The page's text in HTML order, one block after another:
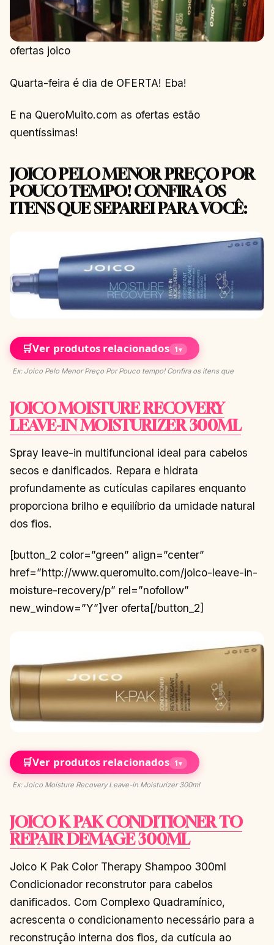
ofertas joico
Quarta-feira é dia de OFERTA! Eba!
E na QueroMuito.com as ofertas estão
quentíssimas!
JOICO PELO MENOR PREÇO POR
POUCO TEMPO! CONFIRA OS
ITENS QUE SEPAREI PARA VOCÊ:
🛒Ver produtos relacionados 1▾
Ex: Joico Pelo Menor Preço Por Pouco tempo! Confira os itens que
JOICO MOISTURE RECOVERY
LEAVE-IN MOISTURIZER 300ML
Spray leave-in multifuncional ideal para cabelos
secos e danificados. Repara e hidrata
profundamente as cutículas capilares enquanto
proporciona brilho e equilíbrio da umidade natural
dos fios.
[button_2 color=”green” align=”center”
href=”http://www.queromuito.com/joico-leave-in-
moisture-recovery/p” rel=”nofollow”
new_window=”Y”]ver oferta[/button_2]
🛒Ver produtos relacionados 1▾
Ex: Joico Moisture Recovery Leave-in Moisturizer 300ml
JOICO K PAK CONDITIONER TO
REPAIR DEMAGE 300ML
Joico K Pak Color Therapy Shampoo 300ml
Condicionador reconstrutor para cabelos
danificados. Com Complexo Quadramínico,
acrescenta o condicionamento necessário para a
reconstrução interna dos fios, da cutícula ao